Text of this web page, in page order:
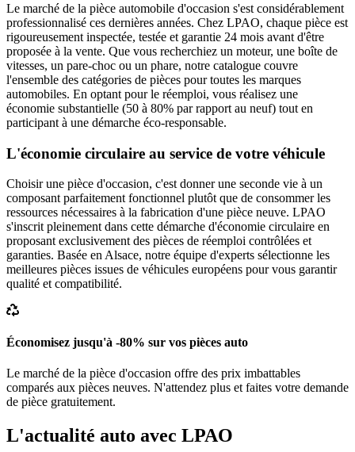
Le marché de la pièce automobile d'occasion s'est considérablement
professionnalisé ces dernières années. Chez LPAO, chaque pièce est
rigoureusement inspectée, testée et garantie 24 mois avant d'être
proposée à la vente. Que vous recherchiez un moteur, une boîte de
vitesses, un pare-choc ou un phare, notre catalogue couvre
l'ensemble des catégories de pièces pour toutes les marques
automobiles. En optant pour le réemploi, vous réalisez une
économie substantielle (50 à 80% par rapport au neuf) tout en
participant à une démarche éco-responsable.
L'économie circulaire au service de votre véhicule
Choisir une pièce d'occasion, c'est donner une seconde vie à un
composant parfaitement fonctionnel plutôt que de consommer les
ressources nécessaires à la fabrication d'une pièce neuve. LPAO
s'inscrit pleinement dans cette démarche d'économie circulaire en
proposant exclusivement des pièces de réemploi contrôlées et
garanties. Basée en Alsace, notre équipe d'experts sélectionne les
meilleures pièces issues de véhicules européens pour vous garantir
qualité et compatibilité.
Économisez jusqu'à -80% sur vos pièces auto
Le marché de la pièce d'occasion offre des prix imbattables
comparés aux pièces neuves. N'attendez plus et faites votre demande
de pièce gratuitement.
L'actualité auto avec LPAO